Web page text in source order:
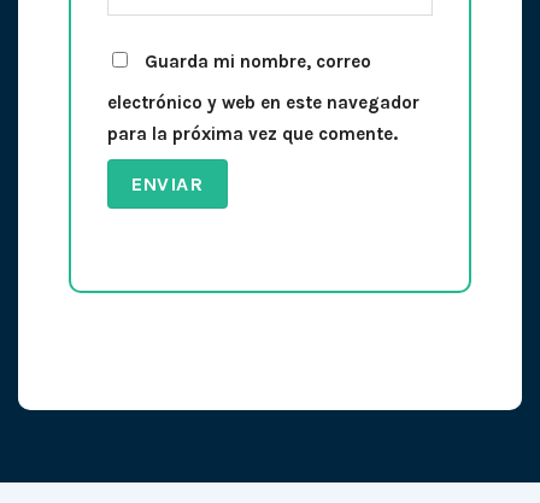
Guarda mi nombre, correo
electrónico y web en este navegador
para la próxima vez que comente.